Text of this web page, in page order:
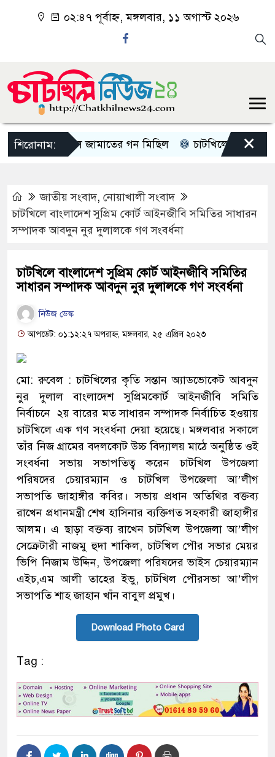
০২:৪৭ পূর্বাহ্ন, মঙ্গলবার, ১১ অগাস্ট ২০২৬
শিরোনাম:
চাটখিলে জামাতের গন মিছিল চাটখিলে পানিতে ডুবে
×
জাতীয় সংবাদ, নোয়াখালী সংবাদ
চাটখিলে বাংলাদেশ সুপ্রিম কোর্ট আইনজীবি সমিতির সাধারন
সম্পাদক আবদুন নুর দুলালকে গণ সংবর্ধনা
চাটখিলে বাংলাদেশ সুপ্রিম কোর্ট আইনজীবি সমিতির
সাধারন সম্পাদক আবদুন নুর দুলালকে গণ সংবর্ধনা
নিউজ ডেস্ক
আপডেট: ০১:১২:২৭ অপরাহ্ন, মঙ্গলবার, ২৫ এপ্রিল ২০২৩
মো: রুবেল : চাটখিলের কৃতি সন্তান অ্যাডভোকেট আবদুন
নুর দুলাল বাংলাদেশ সুপ্রিমকোর্ট আইনজীবি সমিতি
নির্বাচনে ২য় বারের মত সাধারন সম্পাদক নির্বাচিত হওয়ায়
চাটখিলে এক গণ সংবর্ধনা দেয়া হয়েছে। মঙ্গলবার সকালে
তাঁর নিজ গ্রামের বদলকোট উচ্চ বিদ্যালয় মাঠে অনুষ্ঠিত ওই
সংবর্ধনা সভায় সভাপতিত্ব করেন চাটখিল উপজেলা
পরিষদের চেয়ারম্যান ও চাটখিল উপজেলা আ’লীগ
সভাপতি জাহাঙ্গীর কবির। সভায় প্রধান অতিথির বক্তব্য
রাখেন প্রধানমন্ত্রী শেখ হাসিনার ব্যক্তিগত সহকারী জাহাঙ্গীর
আলম। এ ছাড়া বক্তব্য রাখেন চাটখিল উপজেলা আ’লীগ
সেক্রেটারী নাজমু হুদা শাকিল, চাটখিল পৌর সভার মেয়র
ভিপি নিজাম উদ্দিন, উপজেলা পরিষদের ভাইস চেয়ারম্যান
এইচ,এম আলী তাহের ইভু, চাটখিল পৌরসভা আ’লীগ
সভাপতি শাহ জাহান খাঁন বাবুল প্রমুখ।
Download Photo Card
Tag :